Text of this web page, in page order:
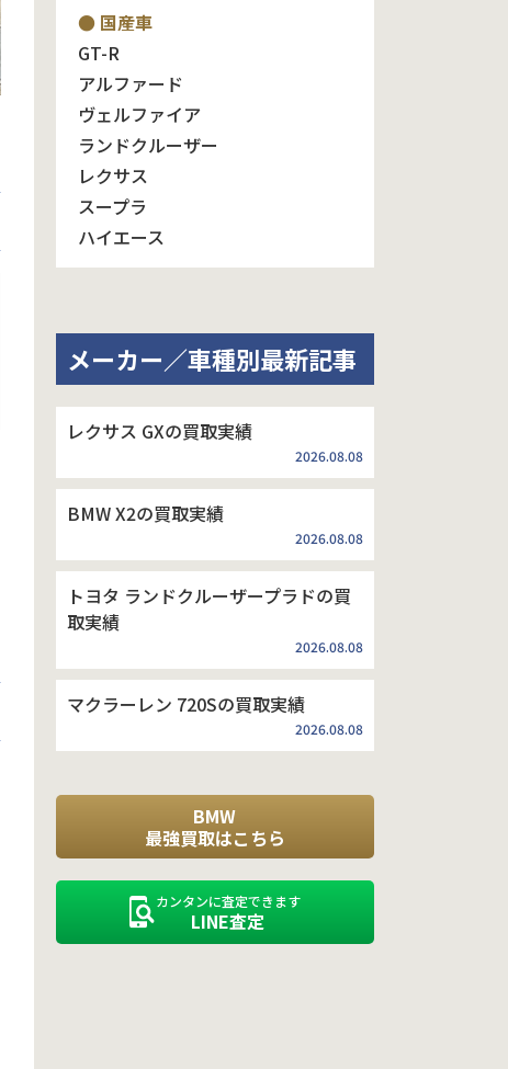
● 国産車
GT-R
アルファード
ヴェルファイア
ランドクルーザー
レクサス
スープラ
ハイエース
メーカー／車種別最新記事
レクサス GXの買取実績
2026.08.08
BMW X2の買取実績
2026.08.08
トヨタ ランドクルーザープラドの買
取実績
2026.08.08
マクラーレン 720Sの買取実績
2026.08.08
BMW
最強買取はこちら
カンタンに査定できます
LINE査定